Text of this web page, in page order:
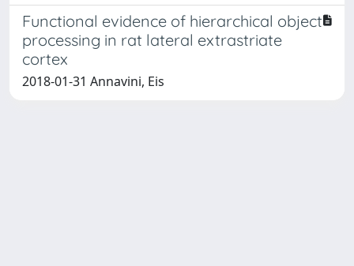
Functional evidence of hierarchical object
processing in rat lateral extrastriate
cortex
2018-01-31 Annavini, Eis